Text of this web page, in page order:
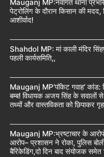
Mauganj MP:नवागत थाना
पेट्रोलिंग के दौरान किसान की
आशीर्वाद!
Shahdol MP: मां काली मंदिर
पहली कार्यसमिति,,
Mauganj MP’पॉकेट गवाह’
बम्ब! विधायक अजय सिंह के
तथ्यों और वास्तविकता को छिपाकर
Mauganj MP:भ्रष्टाचार के
आरोप– प्रशासन ने रोका, पुलिस
बैरिकेडिंग,दो दिन बाद संयोजक